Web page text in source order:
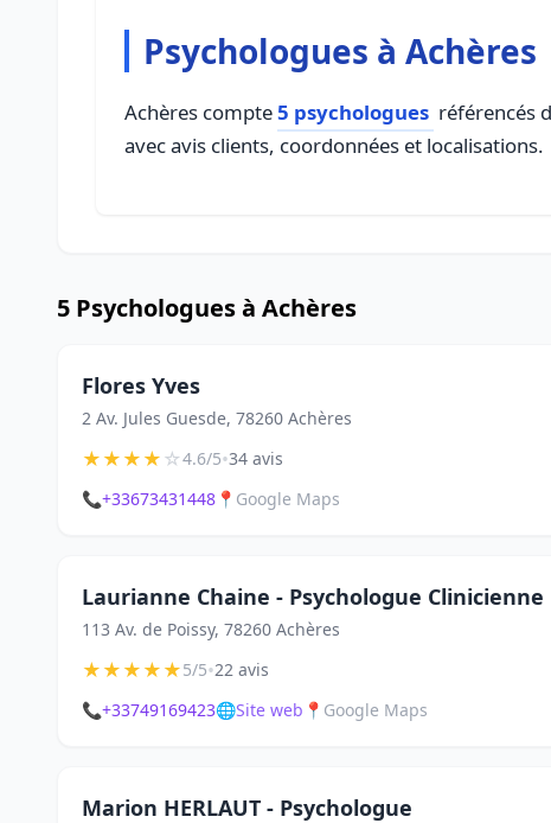
Psychologues à Achères
Achères compte5 psychologues référencés
avec avis clients, coordonnées et localisations.
5 Psychologues à Achères
Flores Yves
2 Av. Jules Guesde, 78260 Achères
★★★★☆4.6/5•34 avis
📞+33673431448 📍 Google Maps
Laurianne Chaine - Psychologue Clinicienne
113 Av. de Poissy, 78260 Achères
★★★★★5/5•22 avis
📞+33749169423🌐Site web 📍 Google Maps
Marion HERLAUT - Psychologue